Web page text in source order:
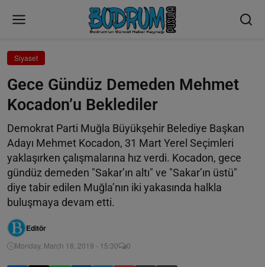
Siyaset
Gece Gündüz Demeden Mehmet
Kocadon’u Beklediler
Demokrat Parti Muğla Büyükşehir Belediye Başkan
Adayı Mehmet Kocadon, 31 Mart Yerel Seçimleri
yaklaşırken çalışmalarına hız verdi. Kocadon, gece
gündüz demeden "Sakar’ın altı" ve "Sakar’ın üstü"
diye tabir edilen Muğla’nın iki yakasında halkla
buluşmaya devam etti.
Editör
Monday, March 18, 2019 - 15:30 0